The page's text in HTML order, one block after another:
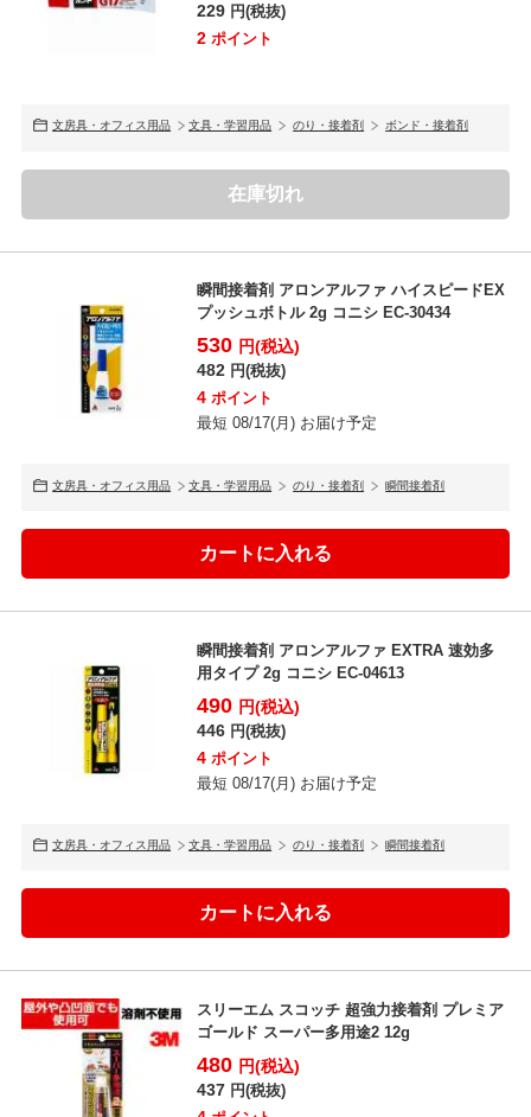
229 円(税抜)
2 ポイント
文房具・オフィス用品 文具・学習用品 のり・接着剤 ボンド・接着剤
在庫切れ
瞬間接着剤 アロンアルファ ハイスピードEX
プッシュボトル 2g コニシ EC-30434
530 円(税込)
482 円(税抜)
4 ポイント
最短 08/17(月) お届け予定
文房具・オフィス用品 文具・学習用品 のり・接着剤 瞬間接着剤
瞬間接着剤 アロンアルファ EXTRA 速効多
用タイプ 2g コニシ EC-04613
490 円(税込)
446 円(税抜)
4 ポイント
最短 08/17(月) お届け予定
文房具・オフィス用品 文具・学習用品 のり・接着剤 瞬間接着剤
スリーエム スコッチ 超強力接着剤 プレミア
ゴールド スーパー多用途2 12g
480 円(税込)
437 円(税抜)